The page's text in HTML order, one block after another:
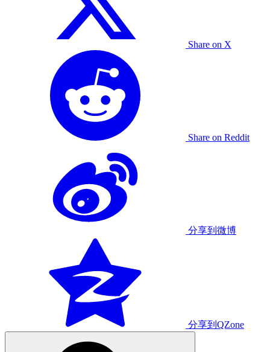
Share on X
Share on Reddit
分享到微博
分享到QZone